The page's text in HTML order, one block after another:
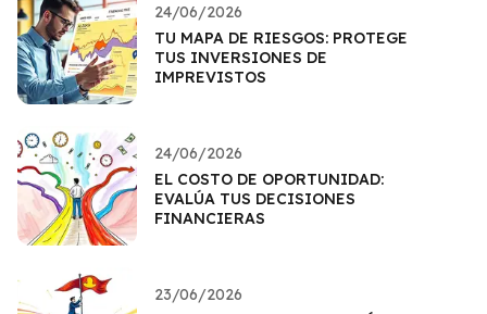
24/06/2026
TU MAPA DE RIESGOS: PROTEGE
TUS INVERSIONES DE
IMPREVISTOS
24/06/2026
EL COSTO DE OPORTUNIDAD:
EVALÚA TUS DECISIONES
FINANCIERAS
23/06/2026